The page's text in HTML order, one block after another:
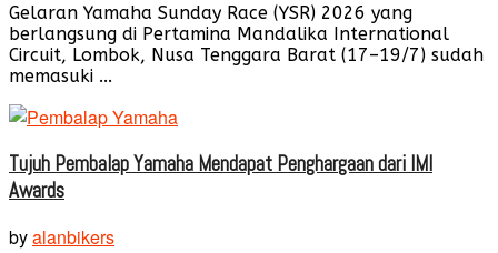
Gelaran Yamaha Sunday Race (YSR) 2026 yang
berlangsung di Pertamina Mandalika International
Circuit, Lombok, Nusa Tenggara Barat (17–19/7) sudah
memasuki ...
Tujuh Pembalap Yamaha Mendapat Penghargaan dari IMI
Awards
byalanbikers